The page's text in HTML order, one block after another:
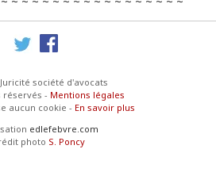
société d'avocats
réservés - Mentions légales
aucun cookie - En savoir plus
edlefebvre.com
photo S. Poncy